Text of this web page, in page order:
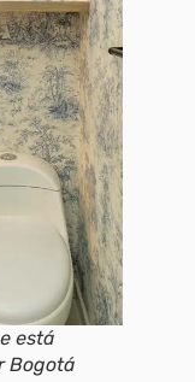
está
Bogotá